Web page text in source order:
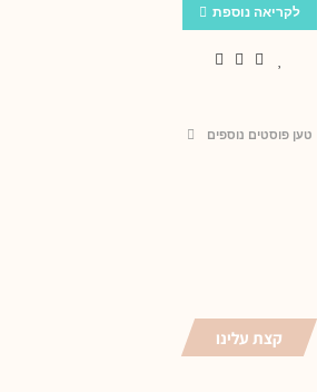
לקריאה נוספת
טען פוסטים נוספים
קצת עלינו